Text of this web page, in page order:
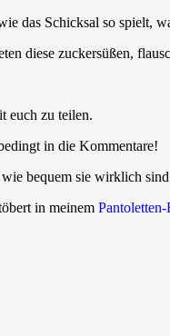
das Schicksal so spielt,
diese zuckersüßen,
euch zu teilen.
in die Kommentare!
bequem sie wirklich
in meinem